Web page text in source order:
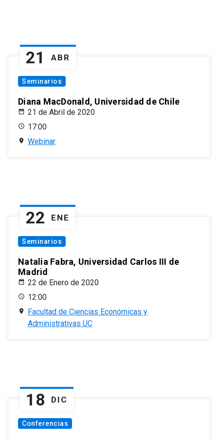
21 ABR
Seminarios
Diana MacDonald, Universidad de Chile
21 de Abril de 2020
17:00
Webinar
22 ENE
Seminarios
Natalia Fabra, Universidad Carlos III de
Madrid
22 de Enero de 2020
12:00
Facultad de Ciencias Económicas y
Administrativas UC
18 DIC
Conferencias